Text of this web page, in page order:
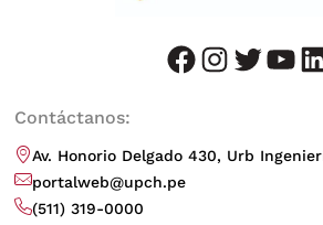
facebook instagram twitter youtube LinkedIn
Contáctanos:
Av. Honorio Delgado 430, Urb
portalweb@upch.pe
(511) 319-0000